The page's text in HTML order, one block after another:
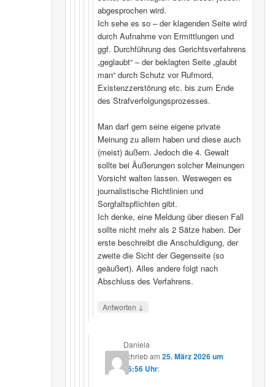
abgesprochen wird.
Ich sehe es so – der klagenden Seite wird
durch Aufnahme von Ermittlungen und
ggf. Durchführung des Gerichtsverfahrens
„geglaubt“ – der beklagten Seite „glaubt
man“ durch Schutz vor Rufmord,
Existenzzerstörung etc. bis zum Ende
des Strafverfolgungsprozesses.
Man darf gern seine eigene private
Meinung zu allem haben und diese auch
(meist) äußern. Jedoch die 4. Gewalt
sollte bei Äußerungen solcher Meinungen
Vorsicht walten lassen. Weswegen es
journalistische Richtlinien und
Sorgfaltspflichten gibt.
Ich denke, eine Meldung über diesen Fall
sollte nicht mehr als 2 Sätze haben. Der
erste beschreibt die Anschuldigung, der
zweite die Sicht der Gegenseite (so
geäußert). Alles andere folgt nach
Abschluss des Verfahrens.
Antworten ↓
Daniela
schriebam25. März 2026 um
16:56 Uhr: